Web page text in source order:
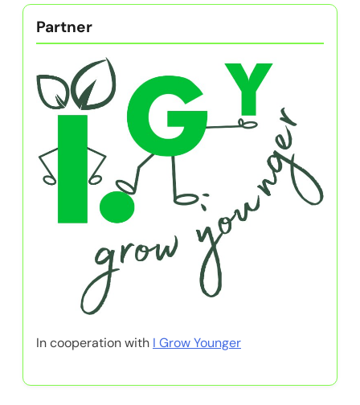
Partner
In cooperation with I Grow Younger